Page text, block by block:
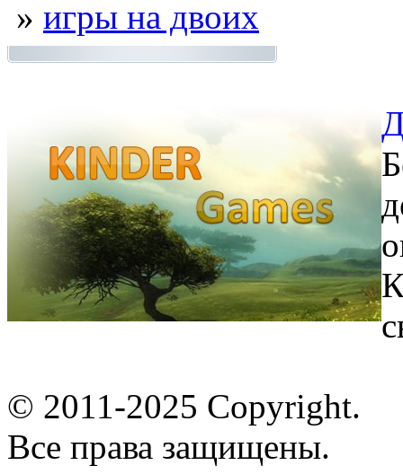
» игры на двоих
© 2011-2025 Copyright.
Все права защищены.